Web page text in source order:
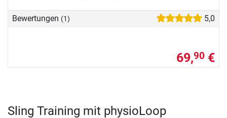
Bewertungen (1) 5,0
69,90 €
Sling Training mit physioLoop